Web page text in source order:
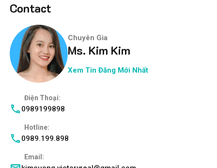
Contact
Chuyên Gia
Ms. Kim Kim
Xem Tin Đăng Mới Nhất
Điện Thoại:
0989199898
Hotline:
0989.199.898
Email: